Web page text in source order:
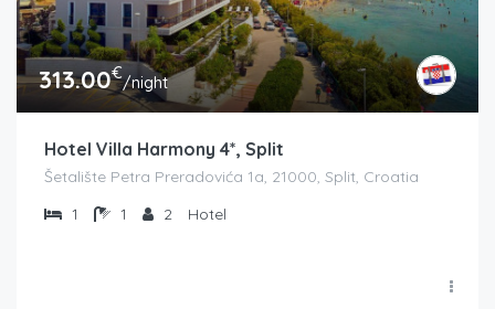
313.00€/night
Hotel Villa Harmony 4*, Split
Šetalište Petra Preradovića 1a, 21000, Split, Croatia
1
1 2 Hotel